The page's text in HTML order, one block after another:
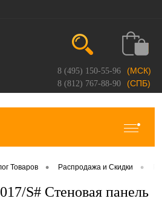
8 (495) 150-55-96 (МСК)
8 (812) 767-88-90 (СПБ)
Товаров • Распродажа и Скидки •
S# Стеновая панель